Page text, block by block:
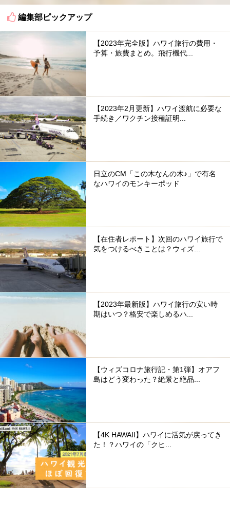
編集部ピックアップ
【2023年完全版】ハワイ旅行の費用・
予算・旅費まとめ。飛行機代...
【2023年2月更新】ハワイ渡航に必要な
手続き／ワクチン接種証明...
日立のCM「この木なんの木♪」で有名
なハワイのモンキーポッド
【在住者レポート】次回のハワイ旅行で
気をつけるべきことは？ウィズ...
【2023年最新版】ハワイ旅行の安い時
期はいつ？格安で楽しめるハ...
【ウィズコロナ旅行記・第1弾】オアフ
島はどう変わった？絶景と絶品...
【4K HAWAII】ハワイに活気が戻ってき
た！？ハワイの「クヒ...